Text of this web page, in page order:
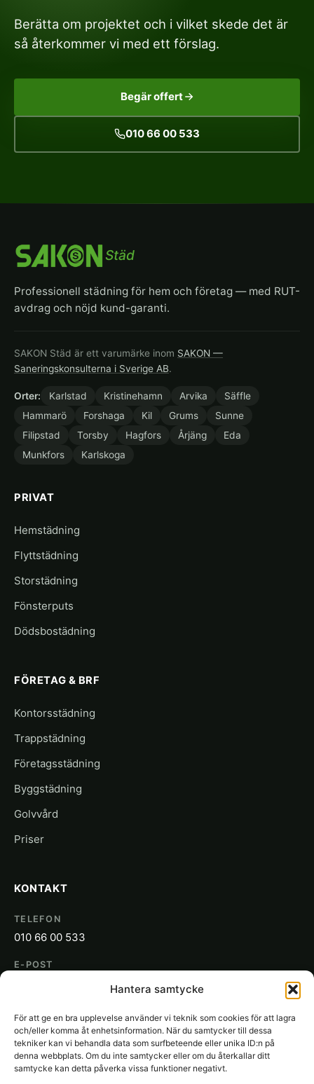
Hantera samtycke
För att ge en bra upplevelse använder vi teknik som cookies för att lagra
och/eller komma åt enhetsinformation. När du samtycker till dessa
tekniker kan vi behandla data som surfbeteende eller unika ID:n på
denna webbplats. Om du inte samtycker eller om du återkallar ditt
samtycke kan detta påverka vissa funktioner negativt.
Berätta om projektet och i vilket skede det är
så återkommer vi med ett förslag.
Begär offert
010 66 00 533
Städ
Professionell städning för hem och företag — med RUT-
avdrag och nöjd kund-garanti.
SAKON Städ är ett varumärke inom SAKON —
Saneringskonsulterna i Sverige AB.
Orter: Karlstad Kristinehamn Arvika
Säffle
Hammarö
Forshaga Kil Grums
Sunne
Filipstad
Torsby Hagfors Årjäng
Eda
Munkfors
Karlskoga
PRIVAT
Hemstädning
Flyttstädning
Storstädning
Fönsterputs
Dödsbostädning
FÖRETAG & BRF
Kontorsstädning
Trappstädning
Företagsstädning
Byggstädning
Golvvård
Priser
KONTAKT
TELEFON
010 66 00 533
E-POST
SAKON
Gjuterigatan 19
652 21 Karlstad